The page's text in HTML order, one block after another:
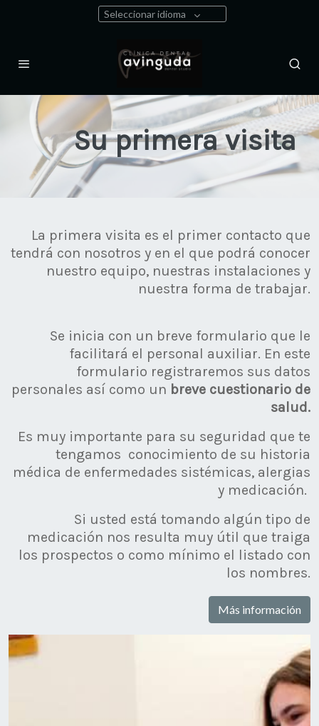
Seleccionar idioma
Su primera visita
La primera visita es el primer contacto que
tendrá con nosotros y en el que podrá conocer
nuestro equipo, nuestras instalaciones y
nuestra forma de trabajar.
Se inicia con un breve formulario que le
facilitará el personal auxiliar. En este
formulario registraremos sus datos
personales así como un breve cuestionario de
salud.
Es muy importante para su seguridad que te
tengamos conocimiento de su historia
médica de enfermedades sistémicas, alergias
y medicación.
Si usted está tomando algún tipo de
medicación nos resulta muy útil que traiga
los prospectos o como mínimo el listado con
los nombres.
Más información